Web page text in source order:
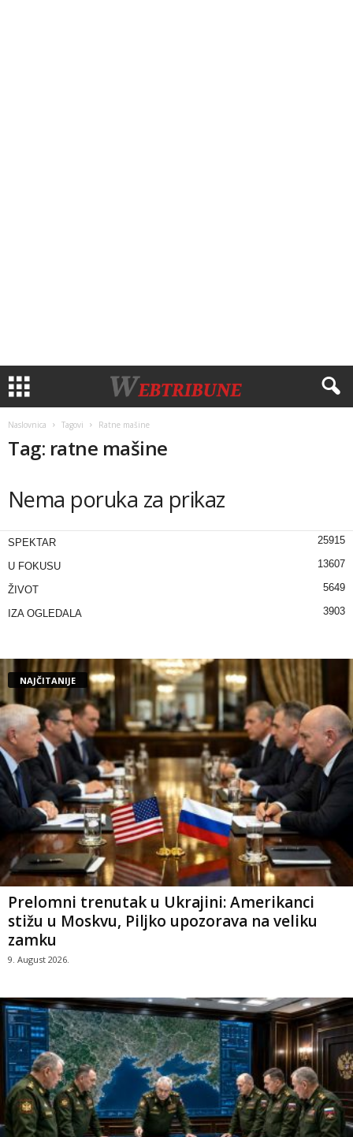
Naslovnica Tagovi Rаtnе mаšinе
Tag: rаtnе mаšinе
Nema poruka za prikaz
SPEKTAR 25915
U FOKUSU 13607
ŽIVOT 5649
IZA OGLEDALA 3903
NAJČITANIJE
Prelomni trenutak u Ukrajini: Amerikanci
stižu u Moskvu, Piljko upozorava na veliku
zamku
9. August 2026.